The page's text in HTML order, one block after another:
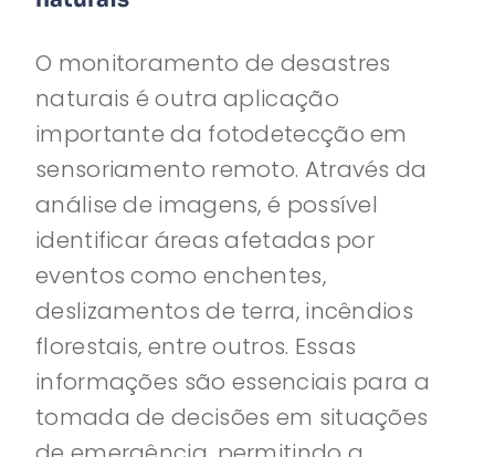
O monitoramento de desastres
naturais é outra aplicação
importante da fotodetecção em
sensoriamento remoto. Através da
análise de imagens, é possível
identificar áreas afetadas por
eventos como enchentes,
deslizamentos de terra, incêndios
florestais, entre outros. Essas
informações são essenciais para a
tomada de decisões em situações